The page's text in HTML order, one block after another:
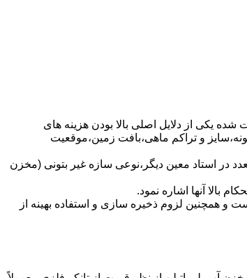
یکی از دلایل اصلی بالا بودن هزینه های
و تراکم ماهی،بافت زمین،موقعیت
در استاد معین دیگر،نوعی سازه غیر بتونی (مخزن
بالا آنها اشاره نمود.
همچنین لزوم ذخیره سازی و استفاده بهینه از